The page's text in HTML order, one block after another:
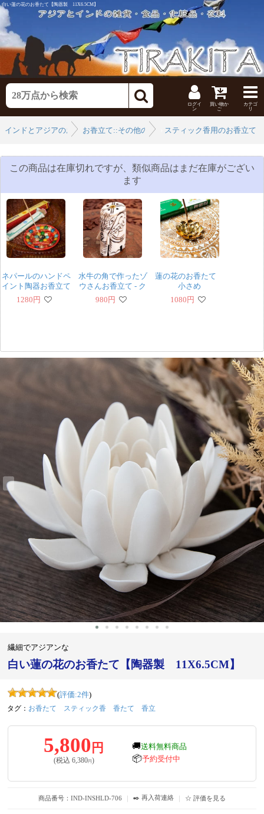
白い蓮の花のお香たて【陶器製 11X6.5CM】
ログイ
ン
買い物か
ご
カテゴ
リ
インドとアジアのお香 お香立て::その他のお香立てスティック香用のお香立て
この商品は在庫切れですが、類似商品はまだ在庫がござい
ます
ネパールのハンドペ
イント陶器お香立て
曼荼羅【直径約
12.5cm】
1280 円
水牛の角で作ったゾ
ウさんお香立て - ク
リーム
980 円
蓮の花のお香たて
小さめ
1080 円
‹ ›
繊細でアジアンな
白い蓮の花のお香たて【陶器製 11X6.5CM】
(評価:2件)
タグ： お香たて スティック香 香たて 香立
5,800 円
(税込 6,380円)
🚚送料無料商品
📦予約受付中
商品番号：IND-INSHLD-706 ｜ ✒️ 再入荷連絡 ｜ ☆ 評価を見る